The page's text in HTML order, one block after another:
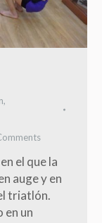
,
el que la
auge y en
triatlón.
en un